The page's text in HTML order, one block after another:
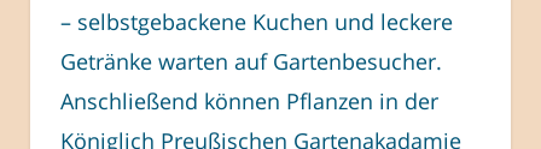
– selbstgebackene Kuchen und leckere
Getränke warten auf Gartenbesucher.
Anschließend können Pflanzen in der
Königlich Preußischen Gartenakadamie